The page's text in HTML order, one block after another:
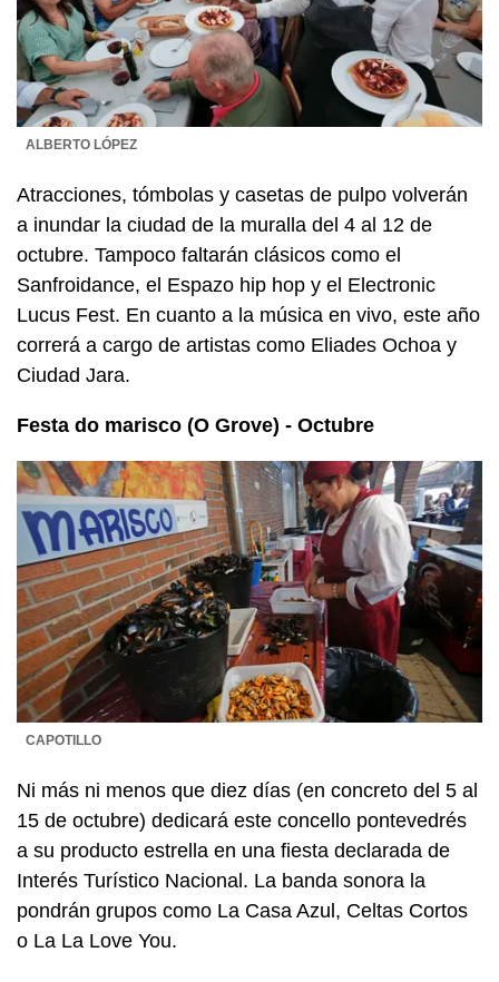
ALBERTO LÓPEZ
Atracciones, tómbolas y casetas de pulpo volverán
a inundar la ciudad de la muralla del 4 al 12 de
octubre. Tampoco faltarán clásicos como el
Sanfroidance, el Espazo hip hop y el Electronic
Lucus Fest. En cuanto a la música en vivo, este año
correrá a cargo de artistas como Eliades Ochoa y
Ciudad Jara.
Festa do marisco (O Grove) - Octubre
CAPOTILLO
Ni más ni menos que diez días (en concreto del 5 al
15 de octubre) dedicará este concello pontevedrés
a su producto estrella en una fiesta declarada de
Interés Turístico Nacional. La banda sonora la
pondrán grupos como La Casa Azul, Celtas Cortos
o La La Love You.